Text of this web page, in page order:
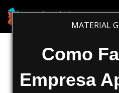
MATERIAL
Como
Empresa
MARKETING DIGITAL
Página de
O Yahoo